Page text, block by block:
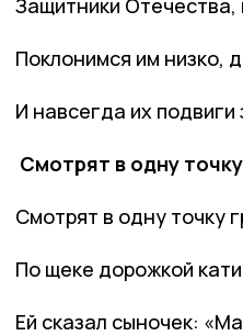
Поклонимся им низко,
И навсегда их
Смотрят в одну
Смотрят в одну точку
По щеке дорожкой
Ей сказал сыночек: